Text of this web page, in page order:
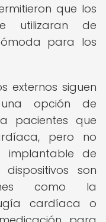
que los
utilizaran de
para los
externos siguen
opción de
pacientes que
pero no
implantable de
son
como la
cardíaca o